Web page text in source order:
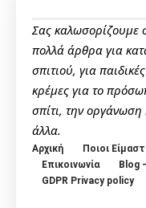
Σας καλωσορίζουμε
πολλά άρθρα για
σπιτιού, για
κρέμες για το
σπίτι, την οργάνωση
άλλα.
Αρχική Ποιοι
Επικοινωνία
Blog
GDPR Privacy policy